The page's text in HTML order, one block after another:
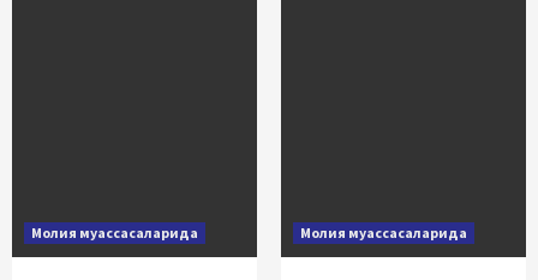
Молия муассасаларида Молия муассасаларида